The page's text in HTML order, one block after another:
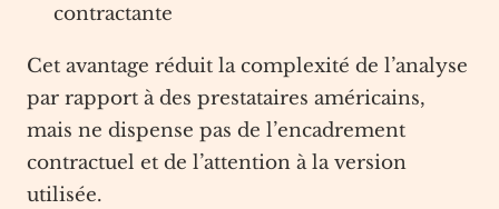
contractante
Cet avantage réduit la complexité de l’analyse
par rapport à des prestataires américains,
mais ne dispense pas de l’encadrement
contractuel et de l’attention à la version
utilisée.